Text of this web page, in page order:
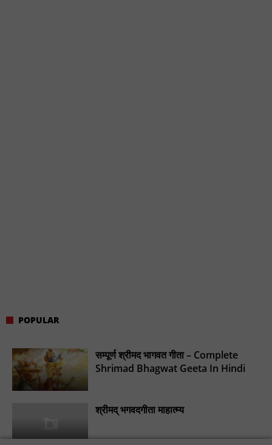
POPULAR
सम्पूर्ण श्रीमद भागवत गीता – Complete
Shrimad Bhagwat Geeta In Hindi
श्रीमद् भगवदगीता माहात्म्य